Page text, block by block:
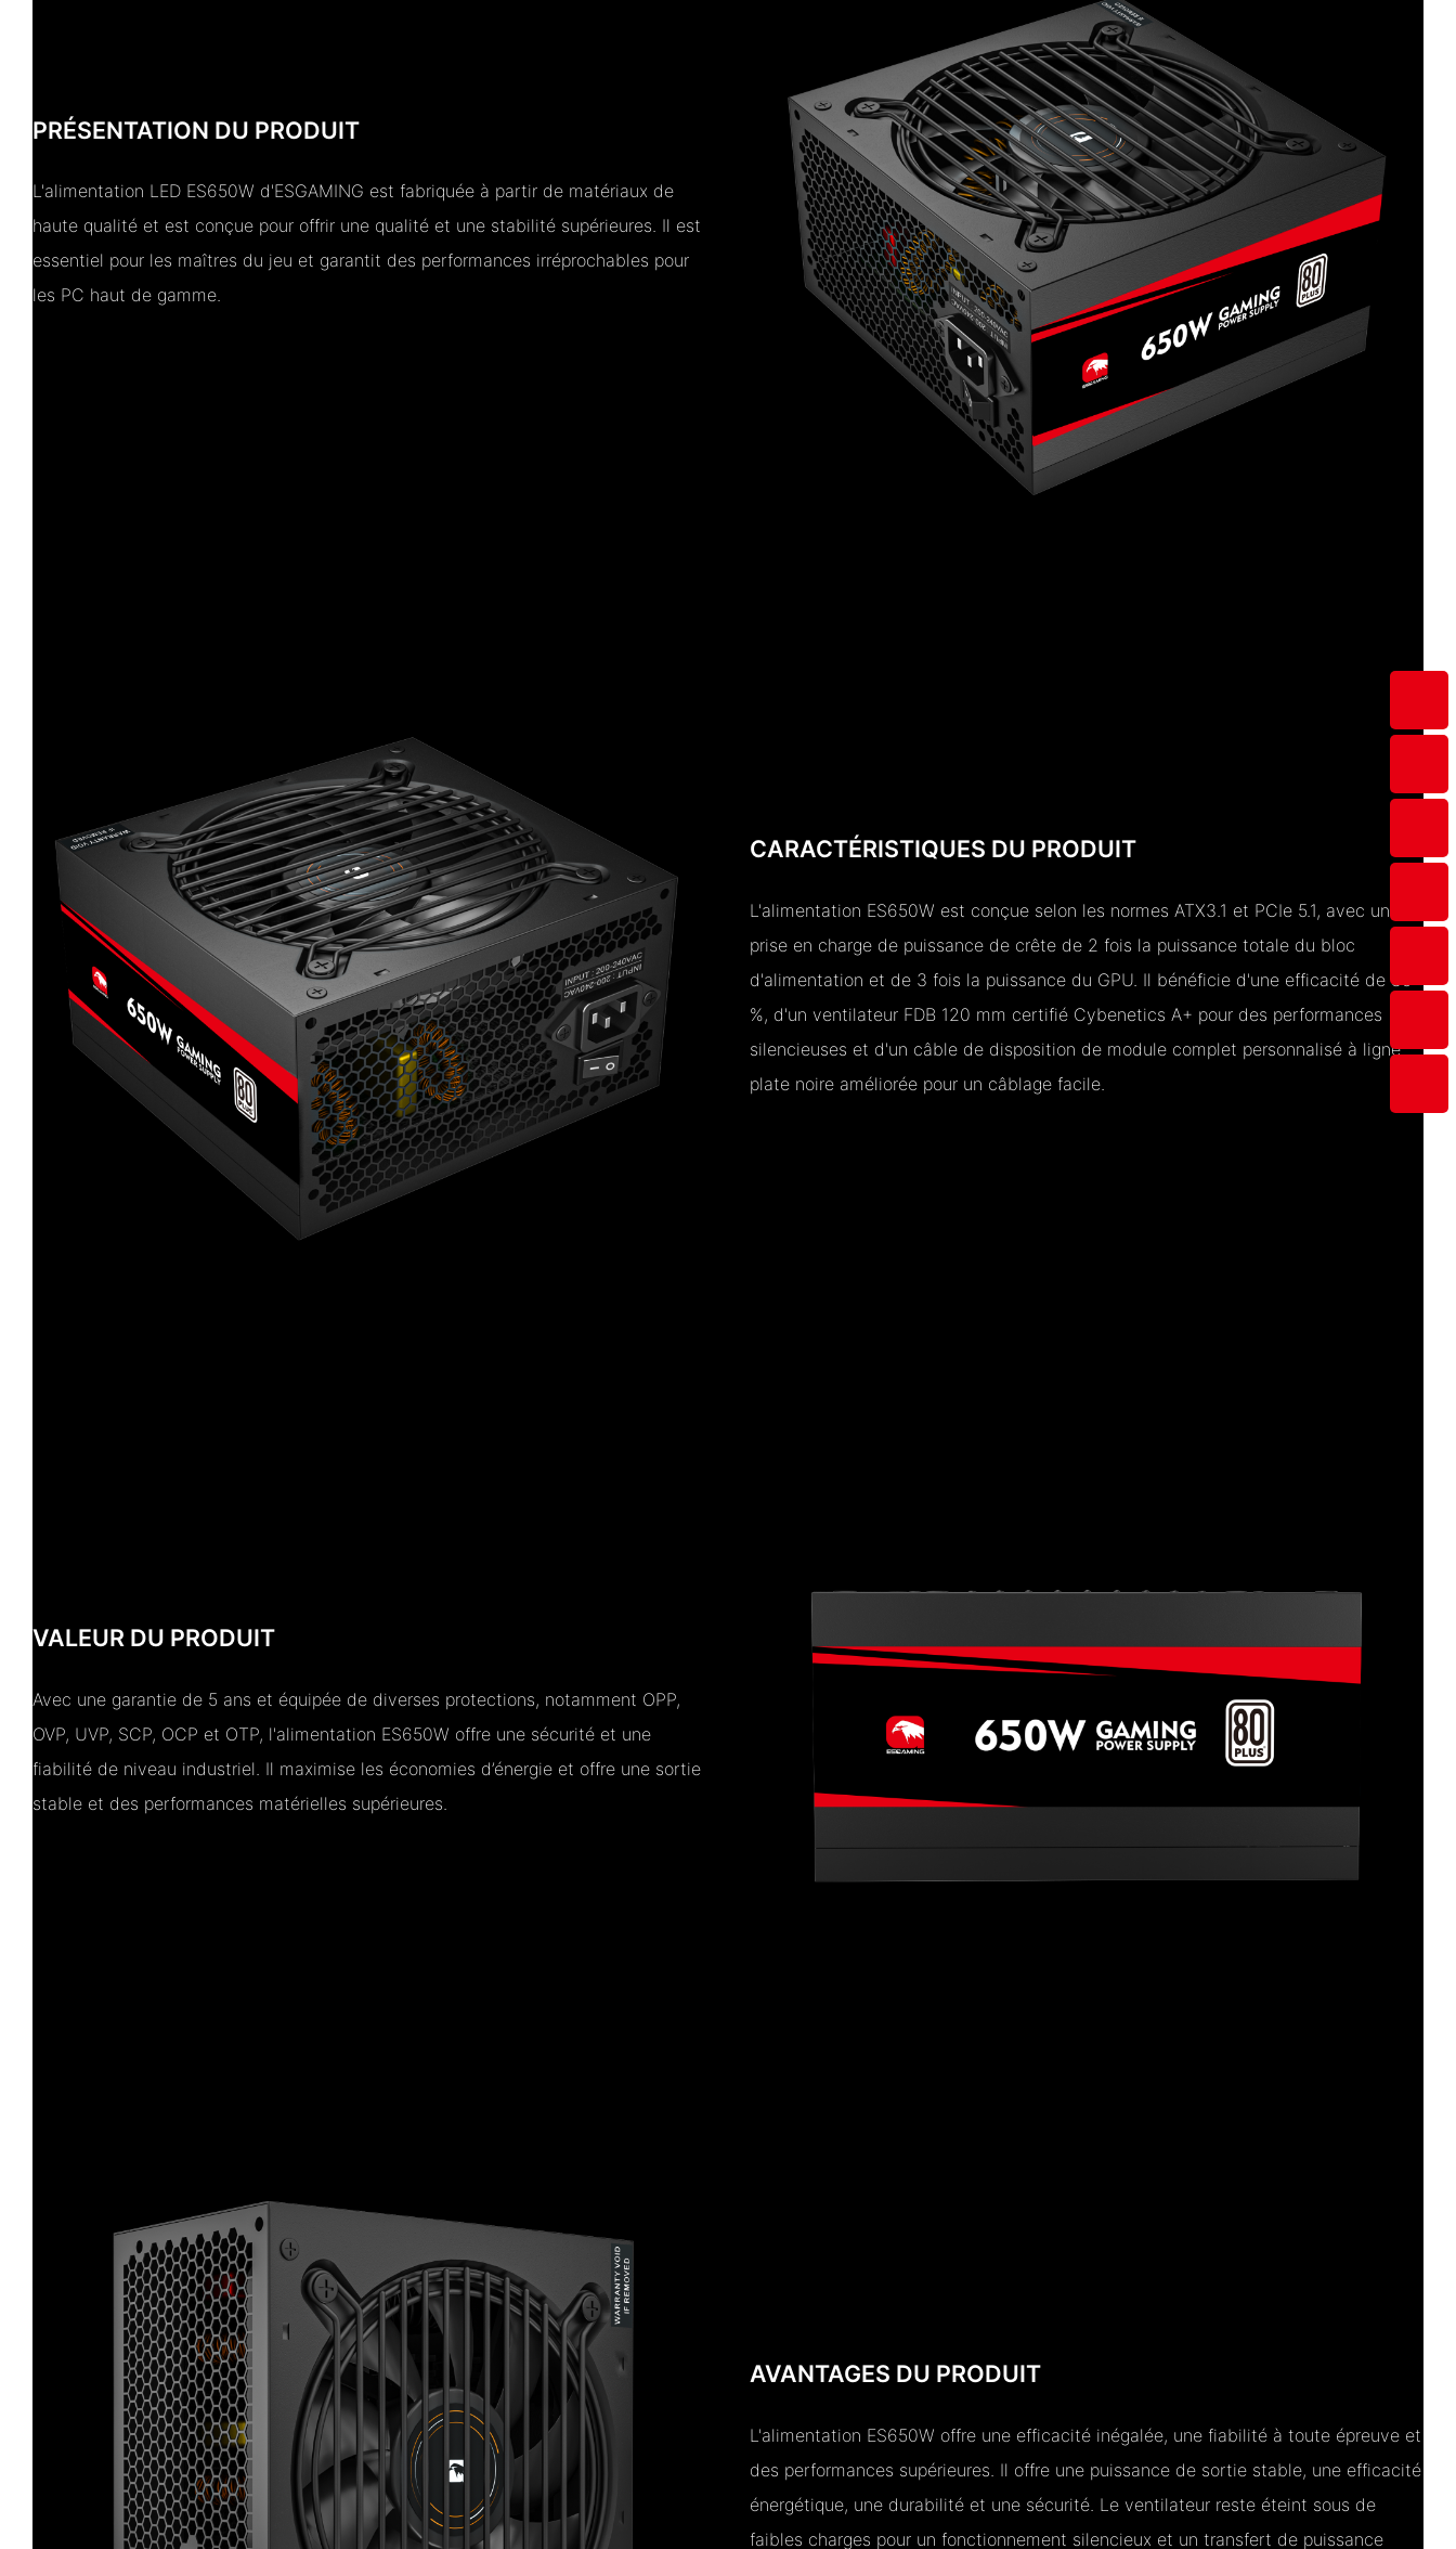
PRÉSENTATION DU PRODUIT
L'alimentation LED ES650W d'ESGAMING est fabriquée à partir de matériaux de
haute qualité et est conçue pour offrir une qualité et une stabilité supérieures. Il est
essentiel pour les maîtres du jeu et garantit des performances irréprochables pour
les PC haut de gamme.
CARACTÉRISTIQUES DU PRODUIT
L'alimentation ES650W est conçue selon les normes ATX3.1 et PCIe 5.1, avec une
prise en charge de puissance de crête de 2 fois la puissance totale du bloc
d'alimentation et de 3 fois la puissance du GPU. Il bénéficie d'une efficacité de 85
%, d'un ventilateur FDB 120 mm certifié Cybenetics A+ pour des performances
silencieuses et d'un câble de disposition de module complet personnalisé à ligne
plate noire améliorée pour un câblage facile.
VALEUR DU PRODUIT
Avec une garantie de 5 ans et équipée de diverses protections, notamment OPP,
OVP, UVP, SCP, OCP et OTP, l'alimentation ES650W offre une sécurité et une
fiabilité de niveau industriel. Il maximise les économies d’énergie et offre une sortie
stable et des performances matérielles supérieures.
AVANTAGES DU PRODUIT
L'alimentation ES650W offre une efficacité inégalée, une fiabilité à toute épreuve et
des performances supérieures. Il offre une puissance de sortie stable, une efficacité
énergétique, une durabilité et une sécurité. Le ventilateur reste éteint sous de
faibles charges pour un fonctionnement silencieux et un transfert de puissance